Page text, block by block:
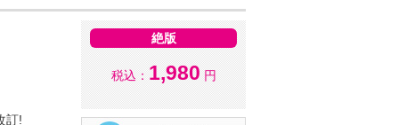
訂!
絶版
税込： 1,980 円